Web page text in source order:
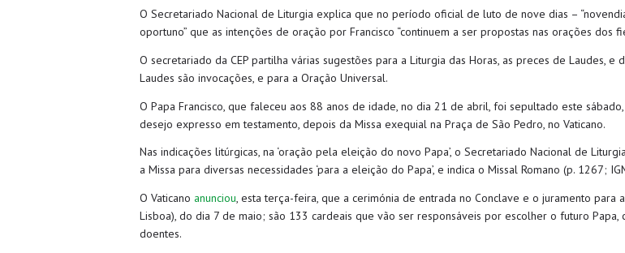
O Secretariado Nacional de Liturgia explica que no período oficial de luto de nove dias –
oportuno” que as intenções de oração por Francisco “continuem a ser propostas nas orações dos
O secretariado da CEP partilha várias sugestões para a Liturgia das Horas, as preces de Laudes,
Laudes são invocações, e para a Oração Universal.
O Papa Francisco, que faleceu aos 88 anos de idade, no dia 21 de abril, foi sepultado este
desejo expresso em testamento, depois da Missa exequial na Praça de São Pedro, no Vaticano.
Nas indicações litúrgicas, na ‘oração pela eleição do novo Papa’, o Secretariado Nacional de
a Missa para diversas necessidades ‘para a eleição do Papa’, e indica o Missal Romano (p. 1267;
O Vaticano anunciou, esta terça-feira, que a cerimónia de entrada no Conclave e o juramento
Lisboa), do dia 7 de maio; são 133 cardeais que vão ser responsáveis por escolher o futuro
doentes.